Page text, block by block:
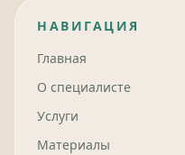
НАВИГАЦИЯ
Главная
О специалисте
Услуги
Материалы